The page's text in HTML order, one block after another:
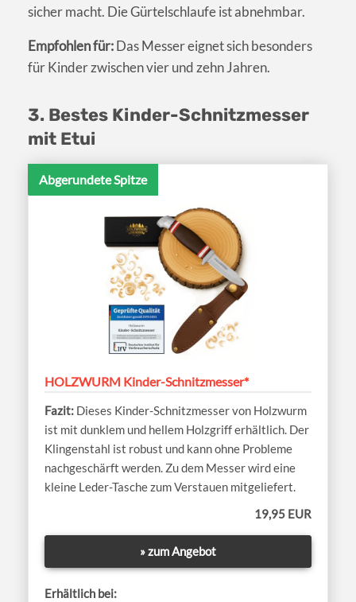
sicher macht. Die Gürtelschlaufe ist abnehmbar.
Empfohlen für:Das Messer eignet sich besonders
für Kinder zwischen vier und zehn Jahren.
3. Bestes Kinder-Schnitzmesser
mit Etui
Abgerundete Spitze
HOLZWURM Kinder-Schnitzmesser*
Dieses Kinder-Schnitzmesser von Holzwurm
ist mit dunklem und hellem Holzgriff erhältlich. Der
Klingenstahl ist robust und kann ohne Probleme
nachgeschärft werden. Zu dem Messer wird eine
kleine Leder-Tasche zum Verstauen mitgeliefert.
19,95 EUR
» zum Angebot
Erhältlich bei: